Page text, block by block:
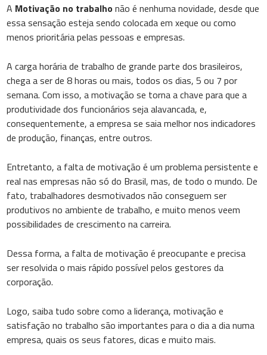
A Motivação no trabalhonão é nenhuma novidade, desde que
essa sensação esteja sendo colocada em xeque ou como
menos prioritária pelas pessoas e empresas.
A carga horária de trabalho de grande parte dos brasileiros,
chega a ser de 8 horas ou mais, todos os dias, 5 ou 7 por
semana. Com isso, a motivação se torna a chave para que a
produtividade dos funcionários seja alavancada, e,
consequentemente, a empresa se saia melhor nos indicadores
de produção, finanças, entre outros.
Entretanto, a falta de motivação é um problema persistente e
real nas empresas não só do Brasil, mas, de todo o mundo. De
fato, trabalhadores desmotivados não conseguem ser
produtivos no ambiente de trabalho, e muito menos veem
possibilidades de crescimento na carreira.
Dessa forma, a falta de motivação é preocupante e precisa
ser resolvida o mais rápido possível pelos gestores da
corporação.
Logo, saiba tudo sobre como a liderança, motivação e
satisfação no trabalho são importantes para o dia a dia numa
empresa, quais os seus fatores, dicas e muito mais.